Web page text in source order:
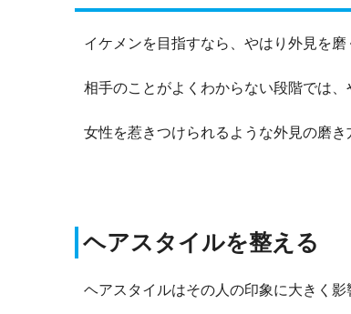
イケメンを目指すなら、やはり外見を磨
相手のことがよくわからない段階では
女性を惹きつけられるような外見の磨き
ヘアスタイルを整える
ヘアスタイルはその人の印象に大きく影